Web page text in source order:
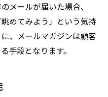
メールが届いた場合、
めてみよう」という気持
、メールマガジンは顧客
手段となります。